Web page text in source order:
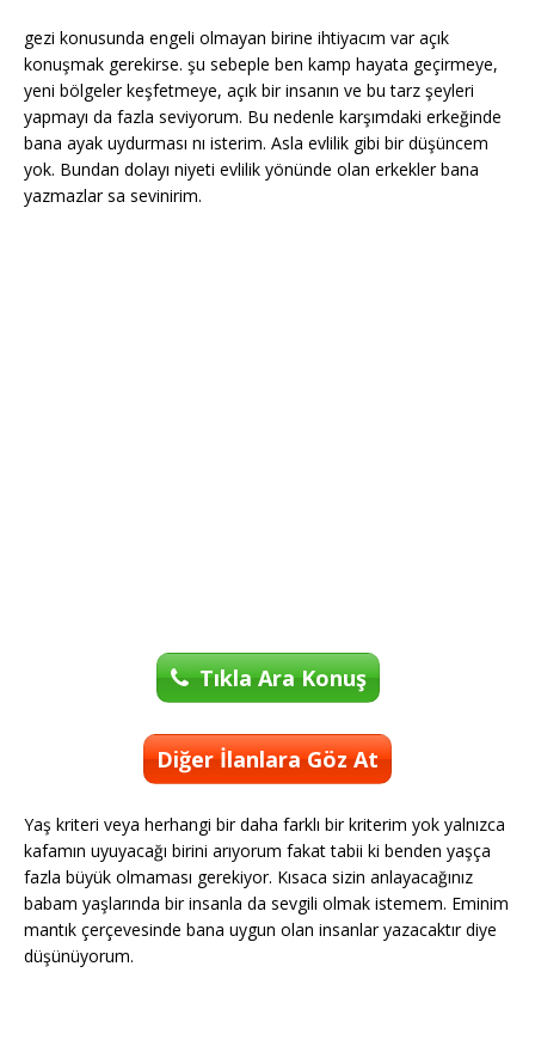
gezi konusunda engeli olmayan birine ihtiyacım var açık
konuşmak gerekirse. şu sebeple ben kamp hayata geçirmeye,
yeni bölgeler keşfetmeye, açık bir insanın ve bu tarz şeyleri
yapmayı da fazla seviyorum. Bu nedenle karşımdaki erkeğinde
bana ayak uydurması nı isterim. Asla evlilik gibi bir düşüncem
yok. Bundan dolayı niyeti evlilik yönünde olan erkekler bana
yazmazlar sa sevinirim.
Tıkla Ara Konuş
Diğer İlanlara Göz At
Yaş kriteri veya herhangi bir daha farklı bir kriterim yok yalnızca
kafamın uyuyacağı birini arıyorum fakat tabii ki benden yaşça
fazla büyük olmaması gerekiyor. Kısaca sizin anlayacağınız
babam yaşlarında bir insanla da sevgili olmak istemem. Eminim
mantık çerçevesinde bana uygun olan insanlar yazacaktır diye
düşünüyorum.